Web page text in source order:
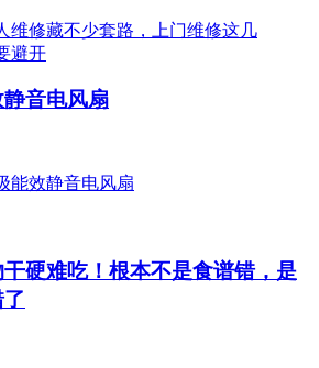
音电风扇
硬难吃！根本不是食谱错，是